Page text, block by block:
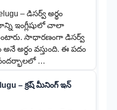
– డిసర్వ్ అర్థం
ఇంగ్లీషులో చాలా
సాధారణంగా డిసర్వ్
అర్ధం వస్తుంది. ఈ పదం
…
– క్రష్ మీనింగ్ ఇన్